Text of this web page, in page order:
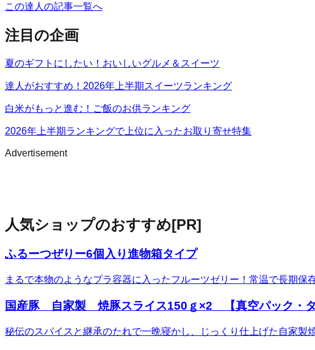
この達人の記事一覧へ
注目の企画
夏のギフトにしたい！おいしいグルメ＆スイーツ
達人がおすすめ！2026年上半期スイーツランキング
白米がもっと進む！ご飯のお供ランキング
2026年上半期ランキングで上位に入ったお取り寄せ特集
Advertisement
人気ショップのおすすめ[PR]
ふるーつぜりー6個入り進物箱タイプ
まるで本物のようなプラ容器に入ったフルーツゼリー！常温で長期保
国産豚 自家製 焼豚スライス150ｇ×2 【真空パック・タ
秘伝のスパイスと継承のたれで一晩寝かし、じっくり仕上げた自家製